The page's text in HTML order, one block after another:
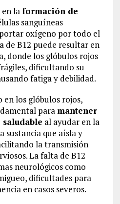
laformación de
sanguíneas
oxígeno por todo el
de B12 puede resultar en
donde los glóbulos rojos
dificultando su
fatiga y debilidad.
en los glóbulos rojos,
para mantener
al ayudar en la
sustancia que aísla y
la transmisión
La falta de B12
neurológicos como
dificultades para
en casos severos.